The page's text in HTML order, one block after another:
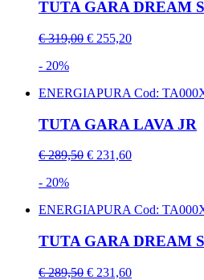
TUTA GARA DREAM
€ 319,00 € 255,20
- 20%
ENERGIAPURA Cod:
TUTA GARA LAVA JR
€ 289,50 € 231,60
- 20%
ENERGIAPURACod:
TUTA GARA DREAM
€ 289,50 € 231,60